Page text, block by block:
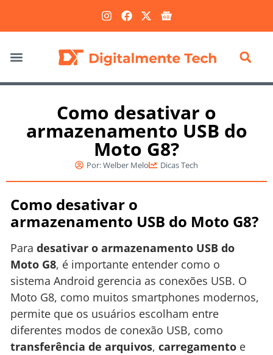
Como desativar o
armazenamento USB do
Moto G8?
Por:Welber Melo Dicas Tech
Como desativar o
armazenamento USB do Moto G8?
Para desativar o armazenamento USB do
Moto G8, é importante entender como o
sistema Android gerencia as conexões USB. O
Moto G8, como muitos smartphones modernos,
permite que os usuários escolham entre
diferentes modos de conexão USB, como
transferência de arquivos, carregamento e